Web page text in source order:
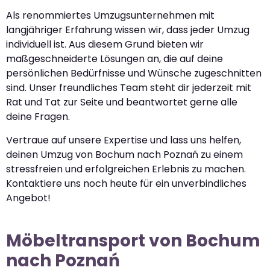
Als renommiertes Umzugsunternehmen mit
langjähriger Erfahrung wissen wir, dass jeder Umzug
individuell ist. Aus diesem Grund bieten wir
maßgeschneiderte Lösungen an, die auf deine
persönlichen Bedürfnisse und Wünsche zugeschnitten
sind. Unser freundliches Team steht dir jederzeit mit
Rat und Tat zur Seite und beantwortet gerne alle
deine Fragen.
Vertraue auf unsere Expertise und lass uns helfen,
deinen Umzug von Bochum nach Poznań zu einem
stressfreien und erfolgreichen Erlebnis zu machen.
Kontaktiere uns noch heute für ein unverbindliches
Angebot!
Möbeltransport von Bochum
nach Poznań